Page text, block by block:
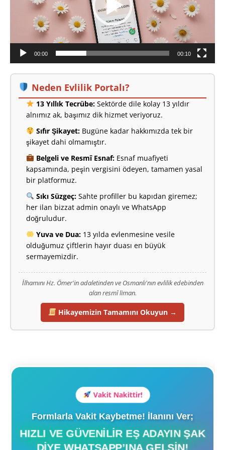
00:00 00:10
Neden Evlilik Portalı?
13 Yıllık Tecrübe:Sektörde dile kolay 13 yıldır
alnımız ak, başımız dik hizmet veriyoruz.
Sıfır Şikayet:Bugüne kadar hakkımızda tek bir
şikayet dahi olmamıştır.
Belgeli ve Resmî Esnaf:Esnaf muafiyeti
kapsamında, peşin vergisini ödeyen, tamamen yasal
bir platformuz.
Sıkı Süzgeç:Sahte profiller bu kapıdan giremez;
her ilan bizzat admin onaylı ve WhatsApp
doğruludur.
Yuva ve Dua:13 yılda evlenmesine vesile
olduğumuz çiftlerin hayır duası en büyük
sermayemizdir.
İlhamını Hz. Ömer'in adaletinden ve Osmanlı'nın evlilik edebinden
alan resmî liman.
Hikayemizin Tamamını Okuyun →
Vakit Nakittir!
Formlarla Vakit Kaybetme! İlanını Ver;
HIZLI VE GÜVENILIR EŞ ADAYIN ŞAK
DIYE WHATSAPP’INA GELSIN!